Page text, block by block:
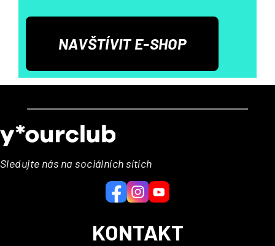
NAVŠTÍVIT E-SHOP
á
p
a
Sledujte nás na sociálních sítích
KONTAKT